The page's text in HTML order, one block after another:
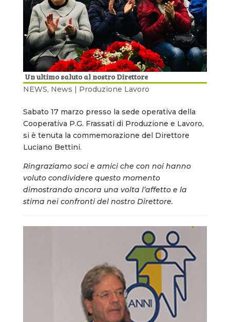
Un ultimo saluto al nostro Direttore
NEWS, News | Produzione Lavoro
Sabato 17 marzo presso la sede operativa della
Cooperativa P.G. Frassati di Produzione e Lavoro,
si è tenuta la commemorazione del Direttore
Luciano Bettini.
Ringraziamo soci e amici che con noi hanno
voluto condividere questo momento
dimostrando ancora una volta l’affetto e la
stima nei confronti del nostro Direttore.